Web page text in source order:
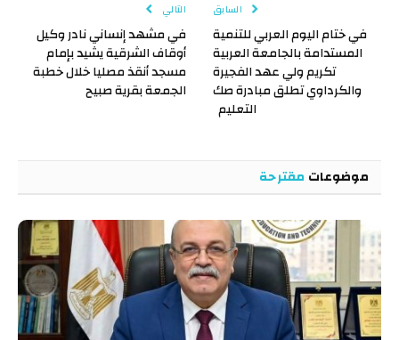
السابق
في ختام اليوم العربي للتنمية
المستدامة بالجامعة العربية
تكريم ولي عهد الفجيرة
والكرداوي تطلق مبادرة صك
التعليم
التالي
في مشهد إنساني نادر وكيل
أوقاف الشرقية يشيد بإمام
مسجد أنقذ مصليا خلال خطبة
الجمعة بقرية صبيح
موضوعات مقترحة